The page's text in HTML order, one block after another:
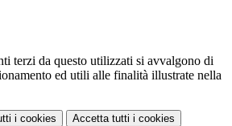
terzi da questo utilizzati si avvalgono di
ed utili alle finalità illustrate nella
i cookies Accetta tutti i cookies